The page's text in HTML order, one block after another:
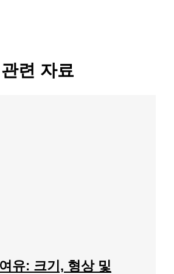
관련 자료
유: 크기, 형상 및